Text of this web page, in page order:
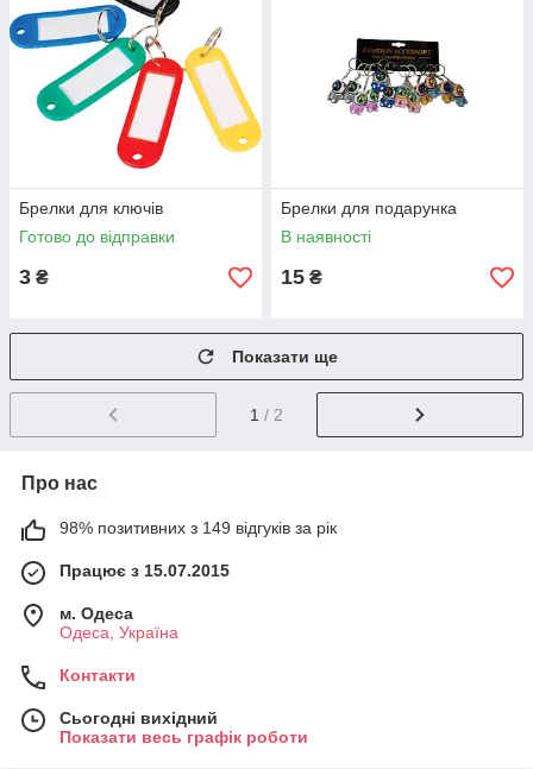
Брелки для ключів
Готово до відправки
3 ₴
Брелки для подарунка
В наявності
15 ₴
Показати ще
1 / 2
Про нас
98% позитивних з 149 відгуків за рік
Працює з 15.07.2015
м. Одеса
Одеса, Україна
Контакти
Сьогодні вихідний
Показати весь графік роботи